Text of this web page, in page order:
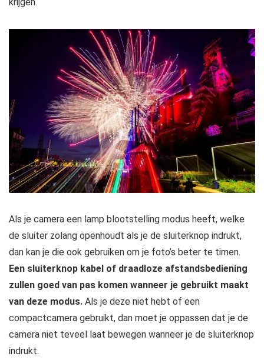
Als je camera een lamp blootstelling modus heeft, welke
de sluiter zolang openhoudt als je de sluiterknop indrukt,
dan kan je die ook gebruiken om je foto’s beter te timen.
Een sluiterknop kabel of draadloze afstandsbediening
zullen goed van pas komen wanneer je gebruikt maakt
van deze modus. Als je deze niet hebt of een
compactcamera gebruikt, dan moet je oppassen dat je de
camera niet teveel laat bewegen wanneer je de sluiterknop
indrukt.